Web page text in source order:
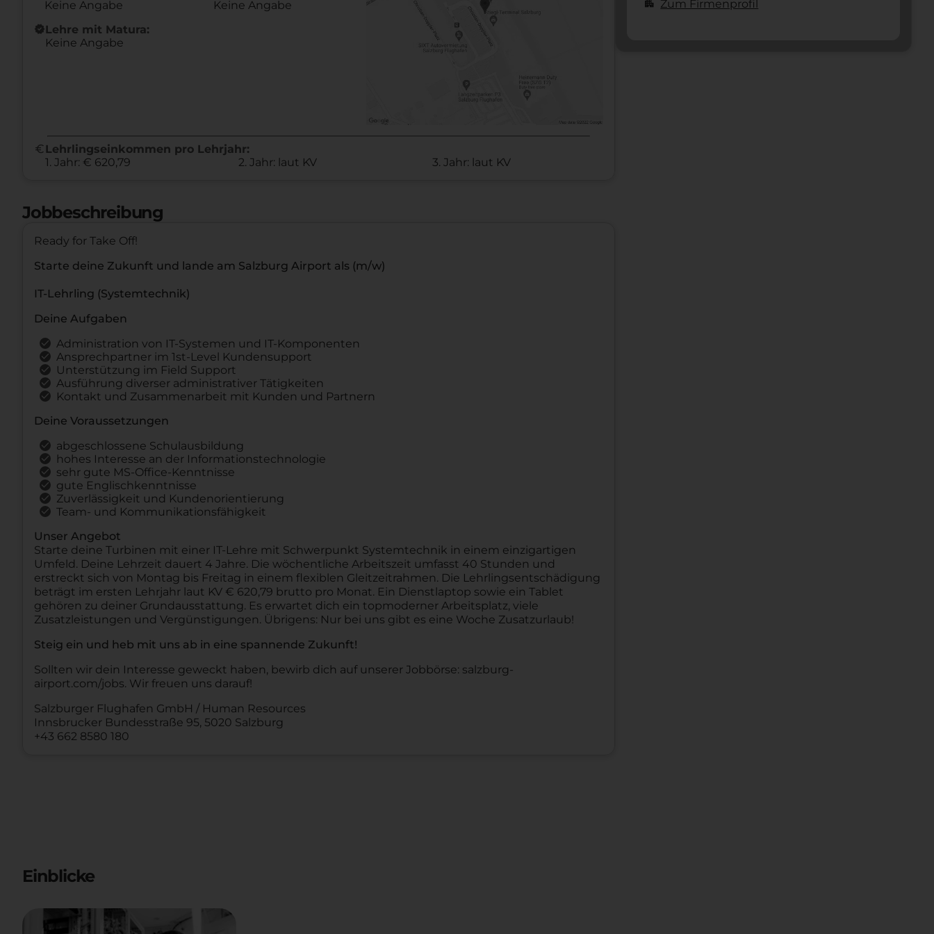
Keine Angabe
Keine Angabe
new_releasesLehre mit Matura:
Keine Angabe
euro Lehrlingseinkommen pro Lehrjahr:
1. Jahr: € 620,79
2. Jahr: laut KV 3. Jahr: laut KV
Jobbeschreibung
Ready for Take Off!
Starte deine Zukunft und lande am Salzburg Airport als (m/w)
IT-Lehrling (Systemtechnik)
Deine Aufgaben
Administration von IT-Systemen und IT-Komponenten
Ansprechpartner im 1st-Level Kundensupport
Unterstützung im Field Support
Ausführung diverser administrativer Tätigkeiten
Kontakt und Zusammenarbeit mit Kunden und Partnern
Deine Voraussetzungen
abgeschlossene Schulausbildung
hohes Interesse an der Informationstechnologie
sehr gute MS-Office-Kenntnisse
gute Englischkenntnisse
Zuverlässigkeit und Kundenorientierung
Team- und Kommunikationsfähigkeit
Unser Angebot
Starte deine Turbinen mit einer IT-Lehre mit Schwerpunkt Systemtechnik in einem einzigartigen
Umfeld. Deine Lehrzeit dauert 4 Jahre. Die wöchentliche Arbeitszeit umfasst 40 Stunden und
erstreckt sich von Montag bis Freitag in einem flexiblen Gleitzeitrahmen. Die Lehrlingsentschädigung
beträgt im ersten Lehrjahr laut KV € 620,79 brutto pro Monat. Ein Dienstlaptop sowie ein Tablet
gehören zu deiner Grundausstattung. Es erwartet dich ein topmoderner Arbeitsplatz, viele
Zusatzleistungen und Vergünstigungen. Übrigens: Nur bei uns gibt es eine Woche Zusatzurlaub!
Steig ein und heb mit uns ab in eine spannende Zukunft!
Sollten wir dein Interesse geweckt haben, bewirb dich auf unserer Jobbörse: salzburg-
airport.com/jobs. Wir freuen uns darauf!
Salzburger Flughafen GmbH / Human Resources
Innsbrucker Bundesstraße 95, 5020 Salzburg
+43 662 8580 180
apartment Zum Firmenprofil
Einblicke